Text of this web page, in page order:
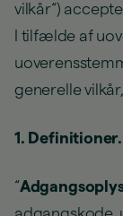
vilkår“)
I tilfælde af
generelle
1. Definitioner.
“